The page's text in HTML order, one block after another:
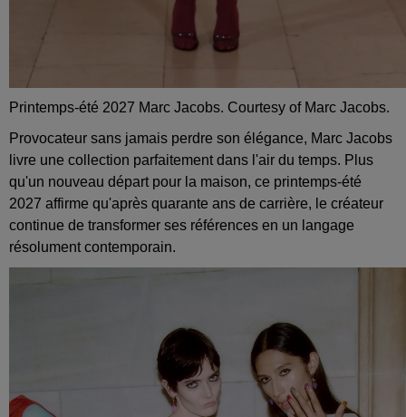
Printemps-été 2027 Marc Jacobs. Courtesy of Marc Jacobs.
Provocateur sans jamais perdre son élégance, Marc Jacobs
livre une collection parfaitement dans l'air du temps. Plus
qu'un nouveau départ pour la maison, ce printemps-été
2027 affirme qu'après quarante ans de carrière, le créateur
continue de transformer ses références en un langage
résolument contemporain.